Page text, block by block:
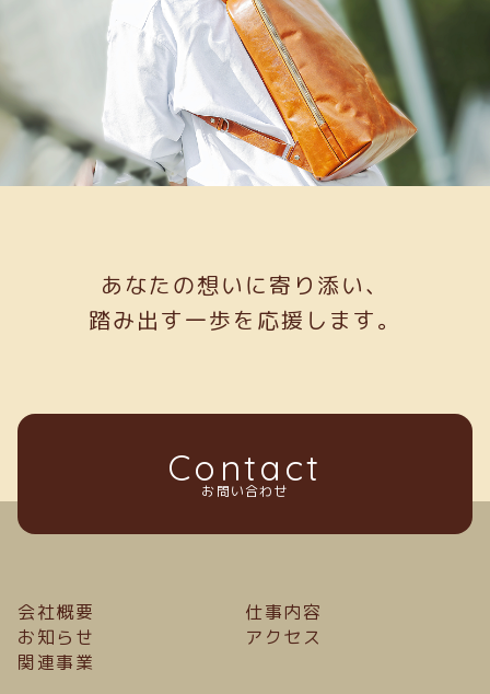
あなたの想いに寄り添い、
踏み出す一歩を応援します。
Contact
お問い合わせ
会社概要
仕事内容
お知らせ
アクセス
関連事業